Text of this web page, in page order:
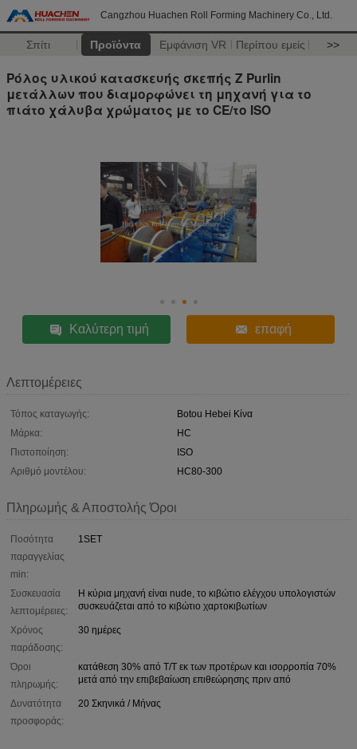
Cangzhou Huachen Roll Forming Machinery Co., Ltd.
Σπίτι Προϊόντα Εμφάνιση VR Περίπου εμείς >>
Ρόλος υλικού κατασκευής σκεπής Ζ Purlin
μετάλλων που διαμορφώνει τη μηχανή για το
πιάτο χάλυβα χρώματος με το CE/το ISO
Καλύτερη τιμή επαφή
Λεπτομέρειες
Τόπος καταγωγής:
Botou Hebei Κίνα
Μάρκα:
HC
Πιστοποίηση:
ISO
Αριθμό μοντέλου:
HC80-300
Πληρωμής & Αποστολής Όροι
Ποσότητα
παραγγελίας
min:
1SET
Συσκευασία
λεπτομέρειες:
Η κύρια μηχανή είναι nude, το κιβώτιο ελέγχου υπολογιστών
συσκευάζεται από το κιβώτιο χαρτοκιβωτίων
Χρόνος
παράδοσης:
30 ημέρες
Όροι
πληρωμής:
κατάθεση 30% από T/T εκ των προτέρων και ισορροπία 70%
μετά από την επιβεβαίωση επιθεώρησης πριν από
Δυνατότητα
προσφοράς:
20 Σκηνικά / Μήνας